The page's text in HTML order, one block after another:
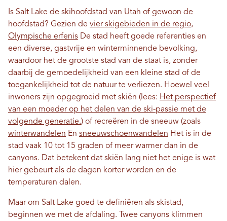
Is Salt Lake de skihoofdstad van Utah of gewoon de
hoofdstad? Gezien de vier skigebieden in de regio,
Olympische erfenis De stad heeft goede referenties en
een diverse, gastvrije en winterminnende bevolking,
waardoor het de grootste stad van de staat is, zonder
daarbij de gemoedelijkheid van een kleine stad of de
toegankelijkheid tot de natuur te verliezen. Hoewel veel
inwoners zijn opgegroeid met skiën (lees: Het perspectief
van een moeder op het delen van de ski-passie met de
volgende generatie.) of recreëren in de sneeuw (zoals
winterwandelen En sneeuwschoenwandelen Het is in de
stad vaak 10 tot 15 graden of meer warmer dan in de
canyons. Dat betekent dat skiën lang niet het enige is wat
hier gebeurt als de dagen korter worden en de
temperaturen dalen.
Maar om Salt Lake goed te definiëren als skistad,
beginnen we met de afdaling. Twee canyons klimmen